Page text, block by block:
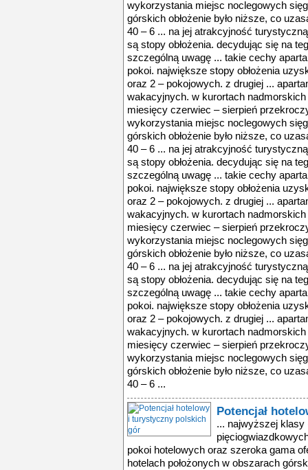
wykorzystania miejsc noclegowych
górskich obłożenie było niższe, co
40 – 6 ... na jej atrakcyjność
są stopy obłożenia. decydując się na
szczególną uwagę ... takie cechy
pokoi. największe stopy obłożenia
oraz 2 – pokojowych. z drugiej ...
wakacyjnych. w kurortach nadmorskich
miesięcy czerwiec – sierpień
wykorzystania miejsc noclegowych
górskich obłożenie było niższe, co
40 – 6 ... na jej atrakcyjność
są stopy obłożenia. decydując się na
szczególną uwagę ... takie cechy
pokoi. największe stopy obłożenia
oraz 2 – pokojowych. z drugiej ...
wakacyjnych. w kurortach nadmorskich
miesięcy czerwiec – sierpień
wykorzystania miejsc noclegowych
górskich obłożenie było niższe, co
40 – 6 ... na jej atrakcyjność
są stopy obłożenia. decydując się na
szczególną uwagę ... takie cechy
pokoi. największe stopy obłożenia
oraz 2 – pokojowych. z drugiej ...
wakacyjnych. w kurortach nadmorskich
miesięcy czerwiec – sierpień
wykorzystania miejsc noclegowych
górskich obłożenie było niższe, co
40 – 6 ...
Potencjał
... najwyższej klasy
pokoi hotelowych oraz szeroka gama
hotelach położonych w obszarach